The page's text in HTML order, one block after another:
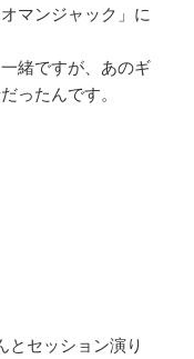
マンジャック」に
緒ですが、あのギ
ったんです。
とセッション演り